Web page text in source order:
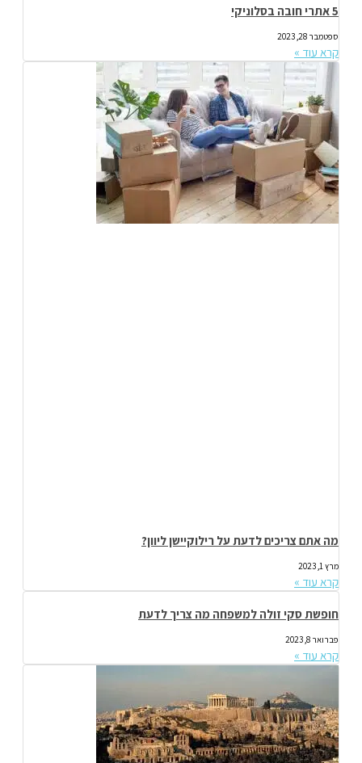
5 אתרי חובה בסלוניקי
ספטמבר 28, 2023
קרא עוד »
מה אתם צריכים לדעת על רילוקיישן ליוון?
מרץ 1, 2023
קרא עוד »
חופשת סקי זולה למשפחה מה צריך לדעת
פברואר 8, 2023
קרא עוד »